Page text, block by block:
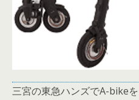
三宮の東急ハンズでA-bikeを